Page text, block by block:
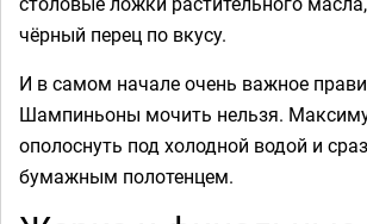
чёрный перец по вкусу.
И в самом начале очень важное
Шампиньоны мочить нельзя.
ополоснуть под холодной водой и
бумажным полотенцем.